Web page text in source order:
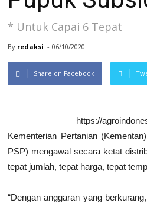
* Untuk Capai 6 Tepat
By redaksi - 06/10/2020
Share on Facebook
https://
Kementerian Pertanian
PSP) mengawal secara ketat
tepat jumlah, tepat harga, tepat
“Dengan anggaran yang